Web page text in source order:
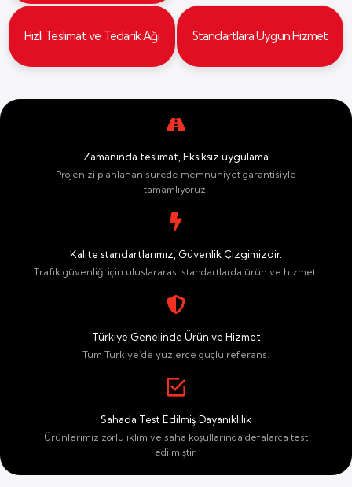
Hızlı Teslimat ve Tedarik Ağı Standartlara Uygun Hizmet
Zamanında teslimat, Eksiksiz uygulama
Projenizi planlanan sürede memnuniyet garantisiyle
tamamlıyoruz.
Kalite standartlarımız, Güvenlik Çizgimizdir.
Trafik güvenliği için uluslararası standartlarda ürün ve hizmet.
Türkiye Genelinde Ürün ve Hizmet
Tüm Türkiye’de yüzlerce güçlü referans.
Sahada Test Edilmiş Dayanıklılık
Ürünlerimiz zorlu iklim ve saha koşullarında defalarca test
edilmiştir.